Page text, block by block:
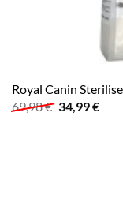
Royal Canin
69,98€
Preis
34,99€